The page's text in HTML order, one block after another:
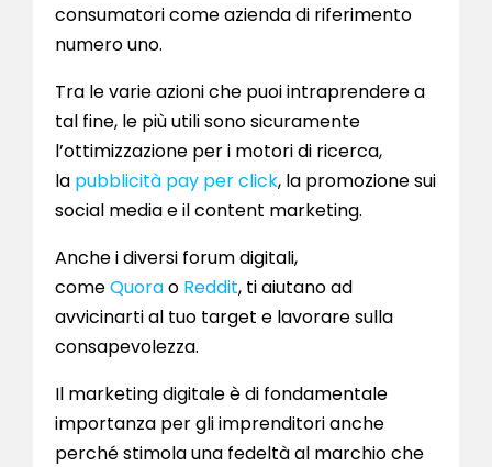
consumatori come azienda di riferimento
numero uno.
Tra le varie azioni che puoi intraprendere a
tal fine, le più utili sono sicuramente
l’ottimizzazione per i motori di ricerca,
la pubblicità pay per click, la promozione sui
social media e il content marketing.
Anche i diversi forum digitali,
comeQuorao Reddit, ti aiutano ad
avvicinarti al tuo target e lavorare sulla
consapevolezza.
Il marketing digitale è di fondamentale
importanza per gli imprenditori anche
perché stimola una fedeltà al marchio che